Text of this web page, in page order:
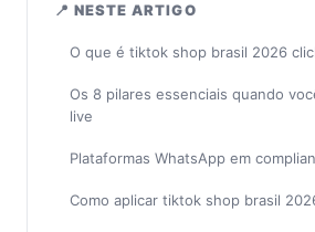
📍 NESTE ARTIGO
O que é tiktok shop brasil 2026
Os 8 pilares essenciais quando
live
Plataformas WhatsApp em
Como aplicar tiktok shop brasil